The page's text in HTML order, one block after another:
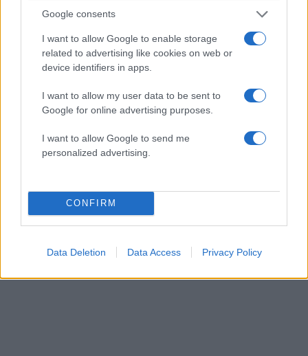
Google consents
I want to allow Google to enable storage
related to advertising like cookies on web or
device identifiers in apps.
I want to allow my user data to be sent to
Google for online advertising purposes.
I want to allow Google to send me
personalized advertising.
CONFIRM
Data Deletion Data Access Privacy Policy
ως τη στιγμή που καθορίστηκε η μοίρα της
τρεις τρόπους
είτε ως ηπρώτη γυναίκα και ακροδεξιά
πρόεδρος της Γαλλίαςη οποία ανήλθε στην
υποψήφια που ηττήθηκε τέσσερις φορές στις
γαλλικές προεδρικές εκλογές
στερήθηκε την εξουσία λόγω της σκιάς της
διαφθοράς, είτε ωςη πολιτικός που «έπεσε»
σκάνδαλο υπεξαίρεσης.
ΔΙΑΦΗΜΙΣΗ